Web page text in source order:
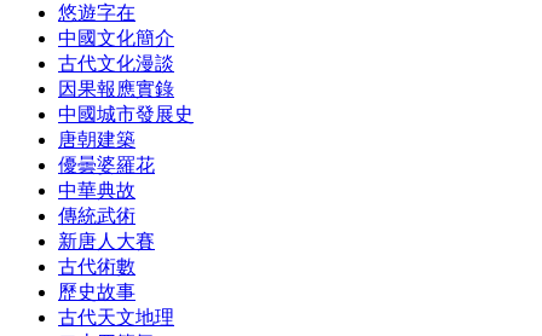
悠遊字在
中國文化簡介
古代文化漫談
因果報應實錄
中國城市發展史
唐朝建築
優曇婆羅花
中華典故
傳統武術
新唐人大賽
古代術數
歷史故事
古代天文地理